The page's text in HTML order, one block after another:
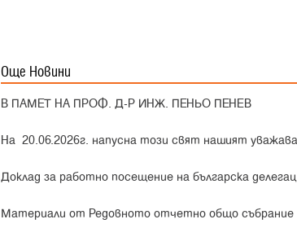
Още Новини
В ПАМЕТ НА ПРОФ. Д-Р ИНЖ. ПЕНЬО ПЕНЕВ
На 20.06.2026г. напусна този свят нашият
Доклад за работно посещение на българска
Материали от Редовното отчетно общо събрание